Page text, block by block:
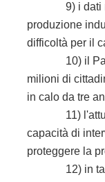
9) i dati
produzione
difficoltà per il
10) il Paese
milioni di
in calo da tre
11) l'attuale
capacità di
proteggere la
12) in tale